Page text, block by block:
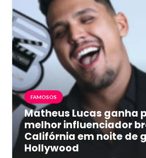
FAMOSOS
Matheus Lucas ganha
melhor influenciador
Califórnia em noite de
Hollywood